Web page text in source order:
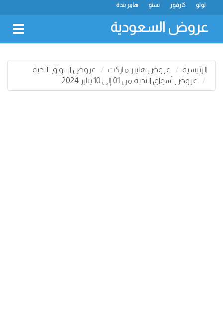
هايبر بندة نستو كارفور لولو
عروض السعودية
الرئيسية عروض هايبر ماركت
عروض أسواق النخبة
عروض أسواق النخبة من 01 إلى 10 يناير 2024